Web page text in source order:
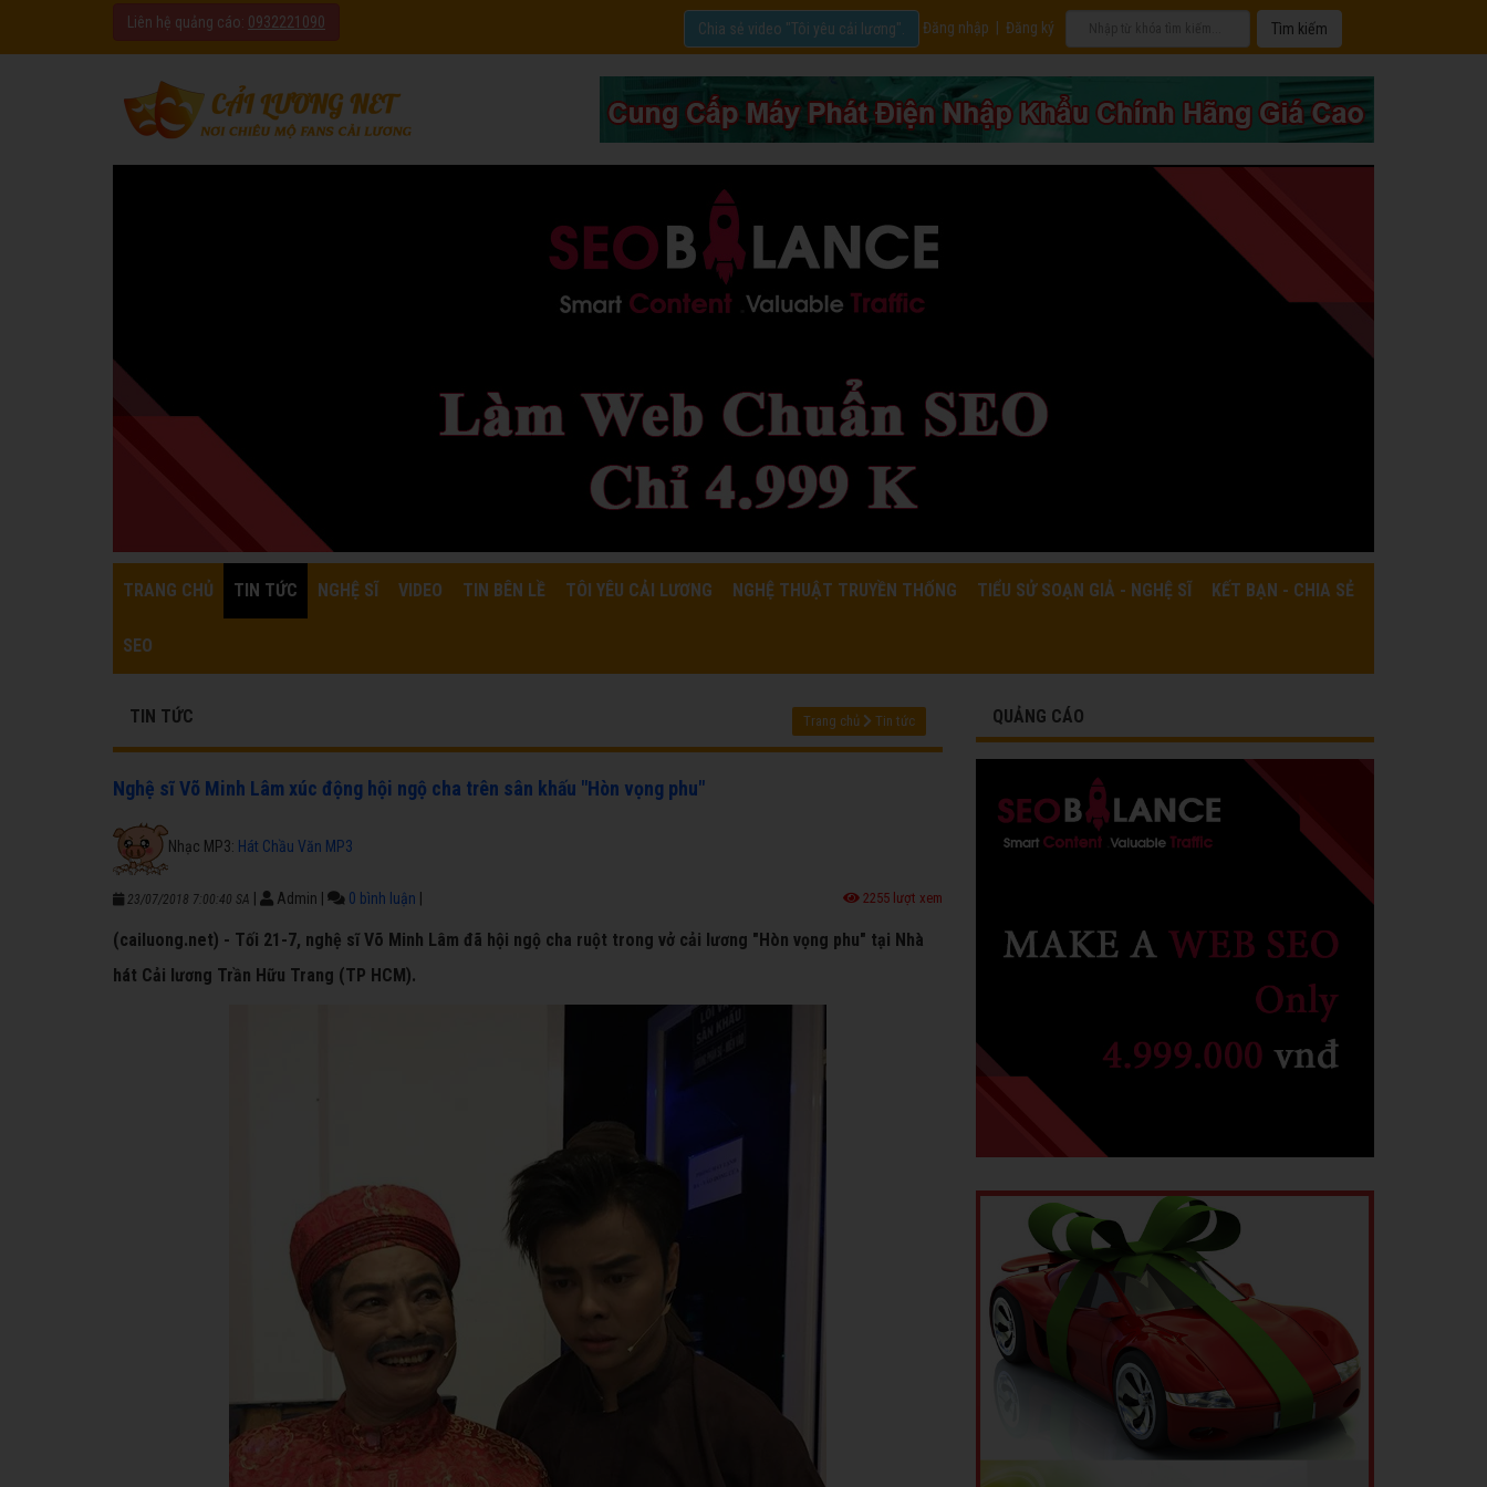
Liên hệ quảng cáo: 0932221090 Đăng nhập Đăng ký
Chia sẻ video "Tôi yêu cải lương".
TRANG CHỦ TIN TỨC NGHỆ SĨ VIDEO TIN BÊN LỀ TÔI YÊU CẢI LƯƠNG NGHỆ THUẬT TRUYỀN THỐNG TIỂU SỬ SOẠN GIẢ - NGHỆ SĨ KẾT BẠN - CHIA SẺ
SEO
TIN TỨC Trang chủ Tin tức
Nghệ sĩ Võ Minh Lâm xúc động hội ngộ cha trên sân khấu "Hòn vọng phu"
Nhạc MP3: Hát Chầu Văn MP3
23/07/2018 7:00:40 SA Admin 0 bình luận 2255 lượt xem
(cailuong.net) - Tối 21-7, nghệ sĩ Võ Minh Lâm đã hội ngộ cha ruột trong vở cải lương "Hòn vọng phu" tại Nhà
hát Cải lương Trần Hữu Trang (TP HCM).
QUẢNG CÁO